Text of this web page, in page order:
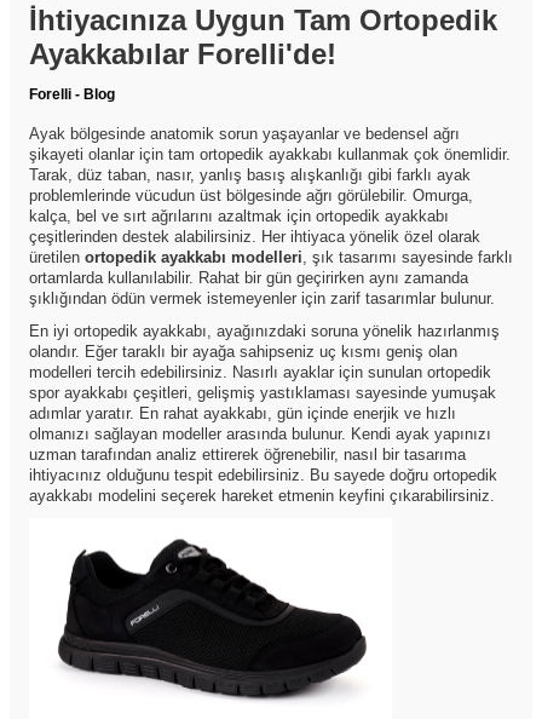
İhtiyacınıza Uygun Tam Ortopedik
Ayakkabılar Forelli'de!
Forelli - Blog
Ayak bölgesinde anatomik sorun yaşayanlar ve bedensel ağrı
şikayeti olanlar için tam ortopedik ayakkabı kullanmak çok önemlidir.
Tarak, düz taban, nasır, yanlış basış alışkanlığı gibi farklı ayak
problemlerinde vücudun üst bölgesinde ağrı görülebilir. Omurga,
kalça, bel ve sırt ağrılarını azaltmak için ortopedik ayakkabı
çeşitlerinden destek alabilirsiniz. Her ihtiyaca yönelik özel olarak
üretilen ortopedik ayakkabı modelleri, şık tasarımı sayesinde farklı
ortamlarda kullanılabilir. Rahat bir gün geçirirken aynı zamanda
şıklığından ödün vermek istemeyenler için zarif tasarımlar bulunur.
En iyi ortopedik ayakkabı, ayağınızdaki soruna yönelik hazırlanmış
olandır. Eğer taraklı bir ayağa sahipseniz uç kısmı geniş olan
modelleri tercih edebilirsiniz. Nasırlı ayaklar için sunulan ortopedik
spor ayakkabı çeşitleri, gelişmiş yastıklaması sayesinde yumuşak
adımlar yaratır. En rahat ayakkabı, gün içinde enerjik ve hızlı
olmanızı sağlayan modeller arasında bulunur. Kendi ayak yapınızı
uzman tarafından analiz ettirerek öğrenebilir, nasıl bir tasarıma
ihtiyacınız olduğunu tespit edebilirsiniz. Bu sayede doğru ortopedik
ayakkabı modelini seçerek hareket etmenin keyfini çıkarabilirsiniz.